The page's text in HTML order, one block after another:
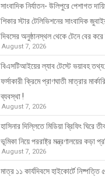
সাংবাদিক নির্যাতন- উলিপুরে পেশাগত
শিকার স্টার টেলিভিশনের সাংবাদিক
দিবসের অনুষ্ঠানস্থল থেকে টেনে বের
August 7, 2026
বিএসটিআইয়ের ল্যাব টেস্টে ভয়াবহ তথ্য:
ফর্সাকারী ক্রিমে প্রাণঘাতী মাত্রার
ব্যবস্থা !
August 7, 2026
হাসিনার দিল্লিতে মিডিয়া ব্রিফিং ঘিরে
ভূমিকা নিয়ে পররাষ্ট্র মন্ত্রণালয়ের কড়া
August 7, 2026
মাত্র ১১ কার্যদিবসে হাইকোর্টে নিষ্পত্তি